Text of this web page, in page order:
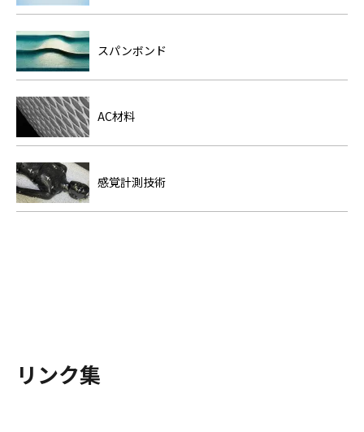
スパンボンド
AC材料
感覚計測技術
リンク集